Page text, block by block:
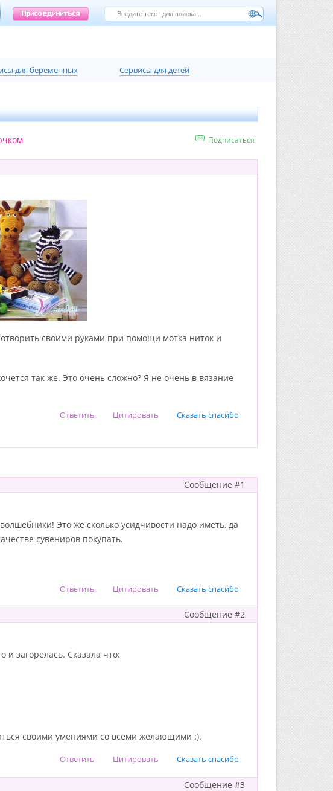
для беременных Сервисы для детей
Подписаться
своими руками при помощи мотка ниток и
так же. Это очень сложно? Я не очень в вязание
Сказать спасибо
Цитировать
Ответить
Сообщение #1
Это же сколько усидчивости надо иметь, да
сувениров покупать.
Сказать спасибо
Цитировать
Ответить
Сообщение #2
и загорелась. Сказала что:
своими умениями со всеми желающими :).
Сказать спасибо
Цитировать
Ответить
Сообщение #3